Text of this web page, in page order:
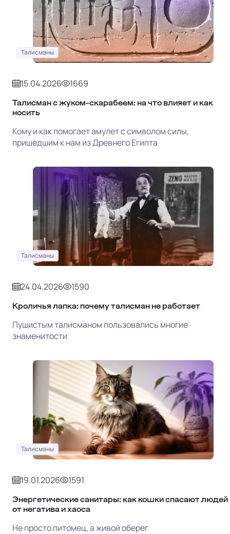
Талисманы
15.04.2026 1669
Талисман с жуком-скарабеем: на что влияет и как
носить
Кому и как помогает амулет с символом силы,
пришедшим к нам из Древнего Египта
Талисманы
24.04.2026 1590
Кроличья лапка: почему талисман не работает
Пушистым талисманом пользовались многие
знаменитости
Талисманы
19.01.2026 1591
Энергетические санитары: как кошки спасают людей
от негатива и хаоса
Не просто питомец, а живой оберег